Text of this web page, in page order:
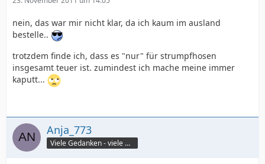
nein, das war mir nicht klar, da ich kaum im ausland
bestelle..
trotzdem finde ich, dass es "nur" für strumpfhosen
insgesamt teuer ist. zumindest ich mache meine immer
kaputt...
Anja_773
Viele Gedanken - viele Worte